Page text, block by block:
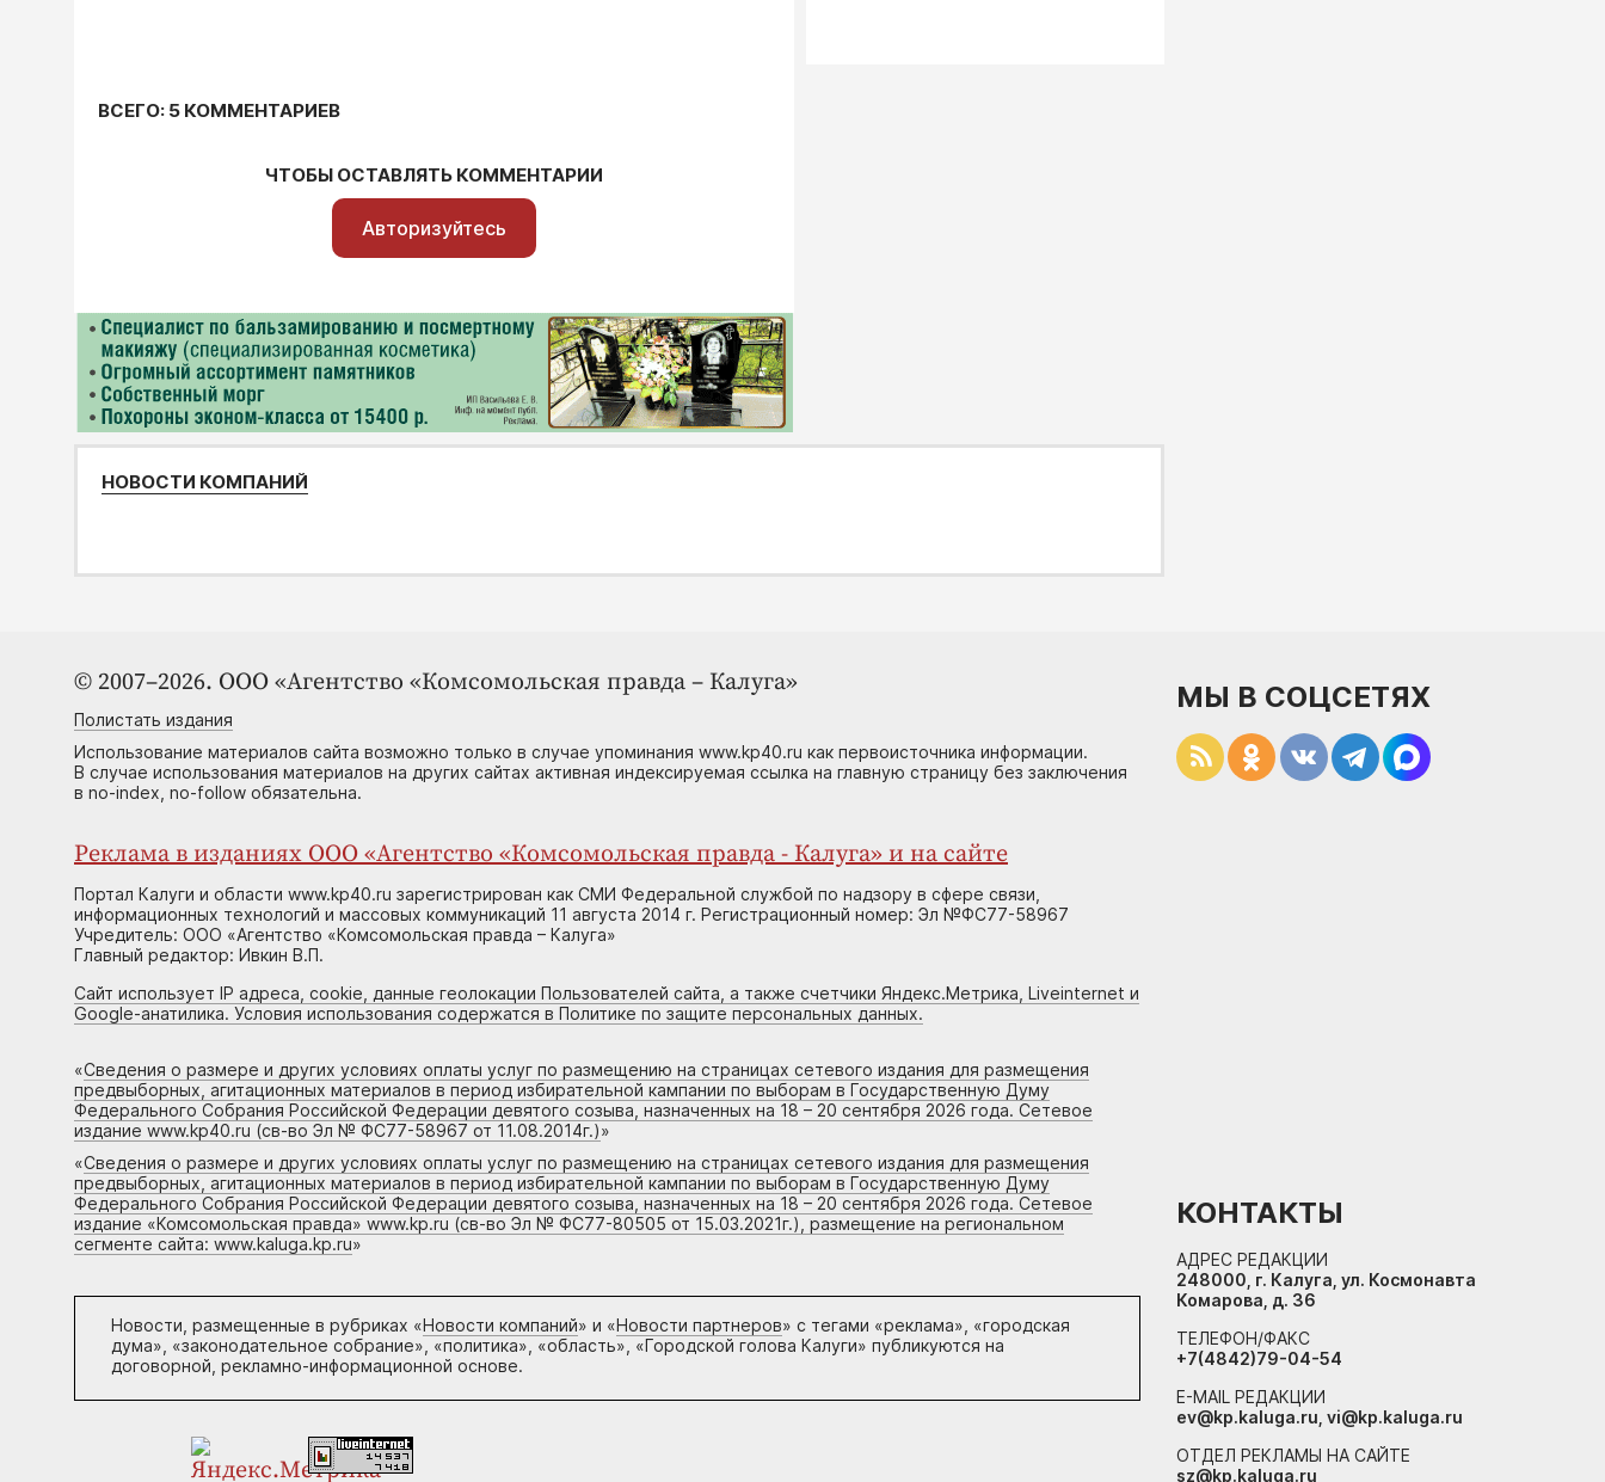
ВСЕГО: 5 КОММЕНТАРИЕВ
ЧТОБЫ ОСТАВЛЯТЬ КОММЕНТАРИИ
Авторизуйтесь
НОВОСТИ КОМПАНИЙ
© 2007–2026. ООО «Агентство «Комсомольская правда – Калуга»
Полистать издания
Использование материалов сайта возможно только в случае упоминания www.kp40.ru как первоисточника информации.
В случае использования материалов на других сайтах активная индексируемая ссылка на главную страницу без заключения
в no-index, no-follow обязательна.
Реклама в изданиях ООО «Агентство «Комсомольская правда - Калуга» и на сайте
Портал Калуги и области www.kp40.ru зарегистрирован как СМИ Федеральной службой по надзору в сфере связи,
информационных технологий и массовых коммуникаций 11 августа 2014 г. Регистрационный номер: Эл №ФС77-58967
Учредитель: ООО «Агентство «Комсомольская правда – Калуга»
Главный редактор: Ивкин В.П.
Сайт использует IP адреса, cookie, данные геолокации Пользователей сайта, а также счетчики Яндекс.Метрика, Liveinternet и
Google-анатилика. Условия использования содержатся в Политике по защите персональных данных.
«Сведения о размере и других условиях оплаты услуг по размещению на страницах сетевого издания для размещения
предвыборных, агитационных материалов в период избирательной кампании по выборам в Государственную Думу
Федерального Собрания Российской Федерации девятого созыва, назначенных на 18 – 20 сентября 2026 года. Сетевое
издание www.kp40.ru (св-во Эл № ФС77-58967 от 11.08.2014г.)»
«Сведения о размере и других условиях оплаты услуг по размещению на страницах сетевого издания для размещения
предвыборных, агитационных материалов в период избирательной кампании по выборам в Государственную Думу
Федерального Собрания Российской Федерации девятого созыва, назначенных на 18 – 20 сентября 2026 года. Сетевое
издание «Комсомольская правда» www.kp.ru (св-во Эл № ФС77-80505 от 15.03.2021г.), размещение на региональном
сегменте сайта: www.kaluga.kp.ru»
Новости, размещенные в рубриках «Новости компаний» и «Новости партнеров» с тегами «реклама», «городская
дума», «законодательное собрание», «политика», «область», «Городской голова Калуги» публикуются на
договорной, рекламно-информационной основе.
МЫ В СОЦСЕТЯХ
КОНТАКТЫ
АДРЕС РЕДАКЦИИ
248000, г. Калуга, ул. Космонавта
Комарова, д. 36
ТЕЛЕФОН/ФАКС
+7(4842)79-04-54
E-MAIL РЕДАКЦИИ
ev@kp.kaluga.ru, vi@kp.kaluga.ru
ОТДЕЛ РЕКЛАМЫ НА САЙТЕ
sz@kp.kaluga.ru